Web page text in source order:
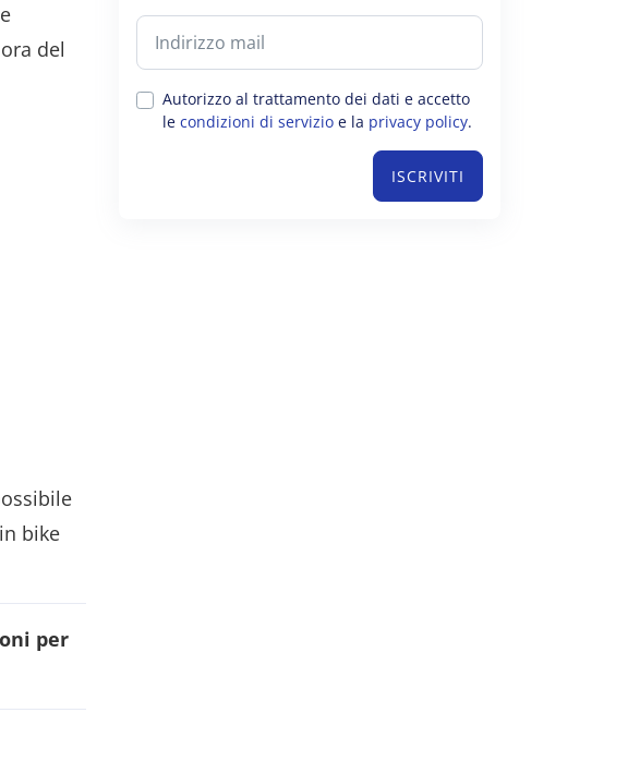
del
bike
per
Autorizzo al trattamento dei dati e accetto
le condizioni di servizio e la privacy policy.
ISCRIVITI